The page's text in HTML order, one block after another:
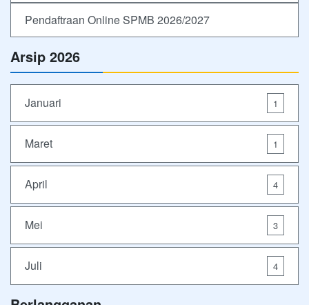
Pendaftraan Online SPMB 2026/2027
Arsip 2026
Januari 1
Maret 1
April 4
Mei 3
Juli 4